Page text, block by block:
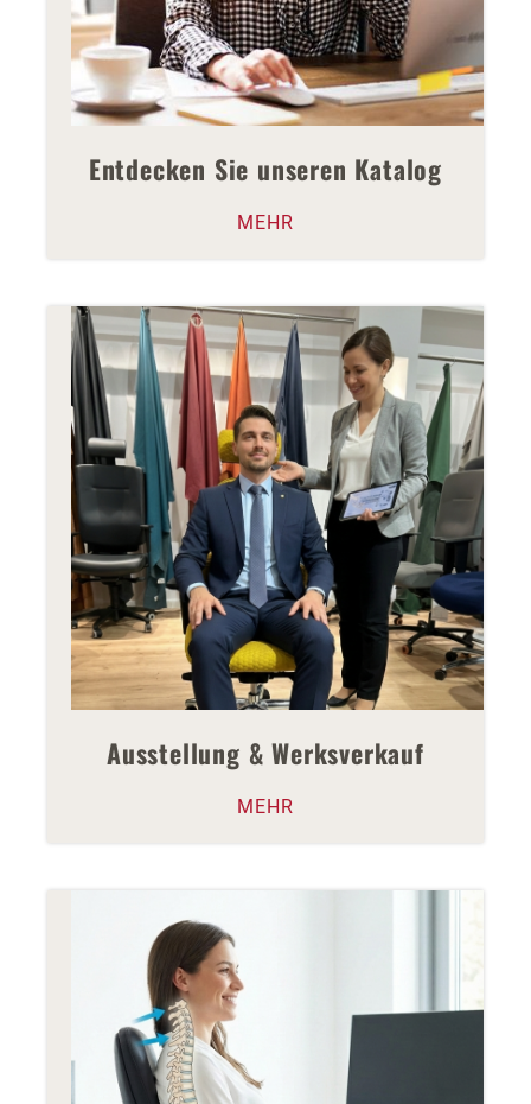
Entdecken Sie unseren Katalog
MEHR
Ausstellung & Werksverkauf
MEHR